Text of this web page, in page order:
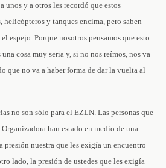
unos y a otros les recordó que estos
helicópteros y tanques encima, pero saben
espejo. Porque nosotros pensamos que esto
cosa muy seria y, si no nos reímos, nos va
que no va a haber forma de dar la vuelta al
no son sólo para el EZLN. Las personas que
han estado en medio de una
presión nuestra que les exigía un encuentro
lado, la presión de ustedes que les exigía